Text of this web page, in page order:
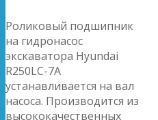
Роликовый подшипник
на гидронасос
экскаватора Hyundai
R250LC-7A
устанавливается на вал
насоса. Производится из
высококачественных